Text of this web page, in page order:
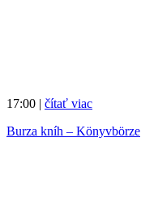
17:00 | čítať viac
Burza kníh – Könyvbörze